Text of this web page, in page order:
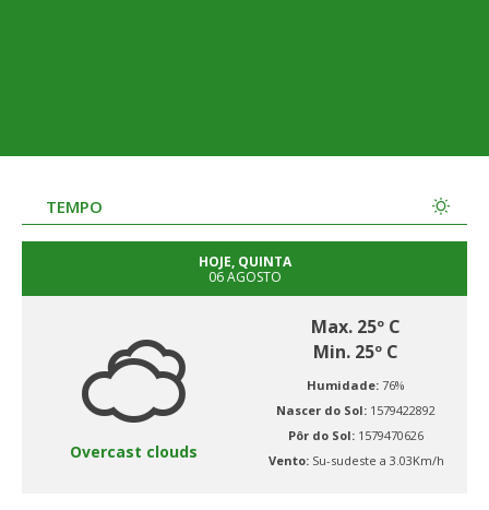
TEMPO
HOJE, QUINTA
06 AGOSTO
Overcast clouds
Max. 25º C
Min. 25º C
Humidade: 76%
Nascer do Sol: 1579422892
Pôr do Sol: 1579470626
Vento: Su-sudeste a 3.03Km/h